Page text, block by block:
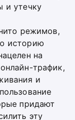
и утечку
режимов,
историю
на
трафик,
и
придают
эту